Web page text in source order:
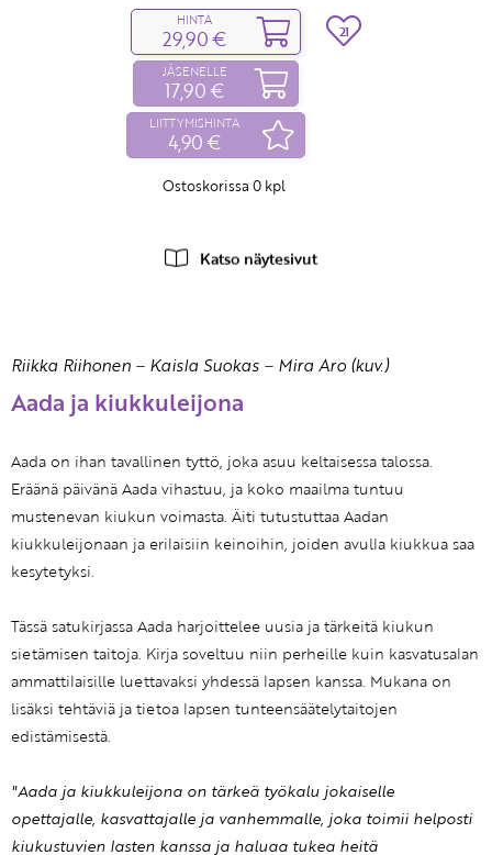
HINTA
29,90 €
JÄSENELLE
17,90 €
LIITTYMISHINTA
4,90 €
Ostoskorissa 0 kpl
21
Katso näytesivut
Riikka Riihonen – Kaisla Suokas – Mira Aro (kuv.)
Aada ja kiukkuleijona
Aada on ihan tavallinen tyttö, joka asuu keltaisessa talossa.
Eräänä päivänä Aada vihastuu, ja koko maailma tuntuu
mustenevan kiukun voimasta. Äiti tutustuttaa Aadan
kiukkuleijonaan ja erilaisiin keinoihin, joiden avulla kiukkua saa
kesytetyksi.
Tässä satukirjassa Aada harjoittelee uusia ja tärkeitä kiukun
sietämisen taitoja. Kirja soveltuu niin perheille kuin kasvatusalan
ammattilaisille luettavaksi yhdessä lapsen kanssa. Mukana on
lisäksi tehtäviä ja tietoa lapsen tunteensäätelytaitojen
edistämisestä.
"Aada ja kiukkuleijona on tärkeä työkalu jokaiselle
opettajalle, kasvattajalle ja vanhemmalle, joka toimii helposti
kiukustuvien lasten kanssa ja haluaa tukea heitä